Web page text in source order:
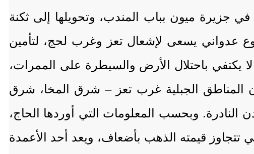
جزيرة ميون بباب المندب، وتحويلها إلى ثكنة
عدواني يسعى لإشعال تعز وغرب لحج، لتأمين
يكتفي باحتلال الأرض والسيطرة على الممرات،
المناطق الجبلية غرب تعز – شرق المخا، شرق
وبحسب المعلومات التي أوردها الحاج،
قيمته الذهب بأضعاف، ويعد أحد الأعمدة